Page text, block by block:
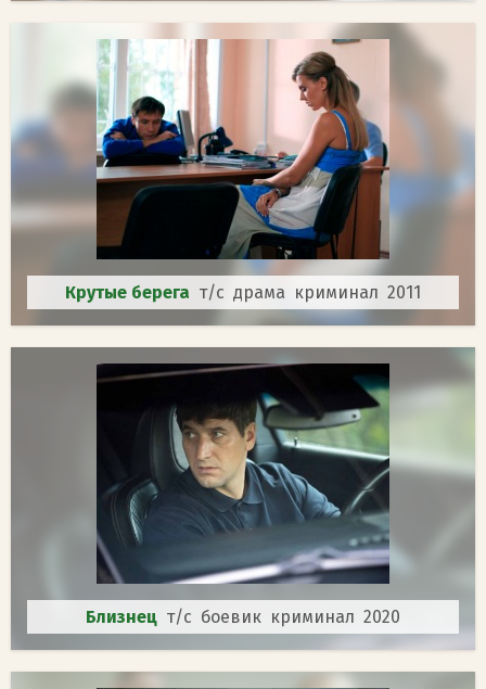
Крутые берега т/с драма криминал 2011
Близнец т/с боевик криминал 2020